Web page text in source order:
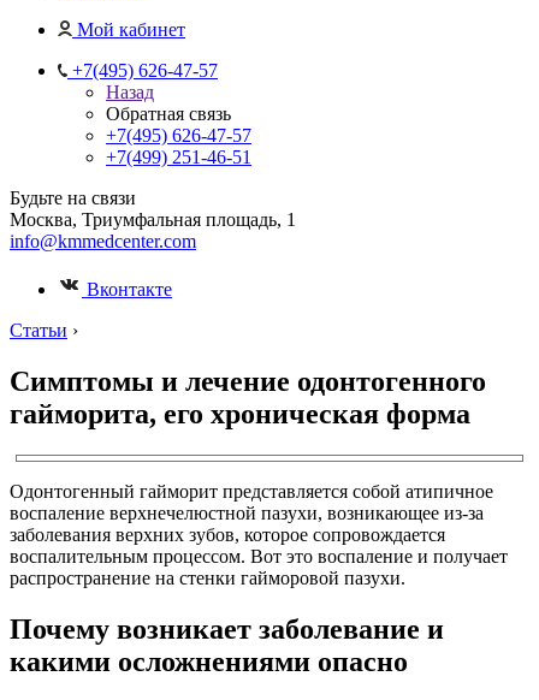
Мой кабинет
+7(495) 626-47-57
Назад
Обратная связь
+7(495) 626-47-57
+7(499) 251-46-51
Будьте на связи
Москва, Триумфальная площадь, 1
info@kmmedcenter.com
Вконтакте
Статьи ›
Симптомы и лечение одонтогенного
гайморита, его хроническая форма
Одонтогенный гайморит представляется собой атипичное
воспаление верхнечелюстной пазухи, возникающее из-за
заболевания верхних зубов, которое сопровождается
воспалительным процессом. Вот это воспаление и получает
распространение на стенки гайморовой пазухи.
Почему возникает заболевание и
какими осложнениями опасно